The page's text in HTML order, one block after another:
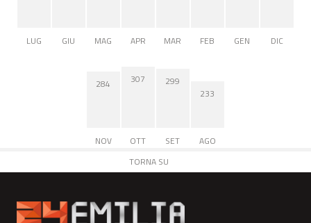
LUG GIU MAG APR MAR FEB GEN DIC
284
NOV
307
OTT
299
SET
233
AGO
TORNA SU